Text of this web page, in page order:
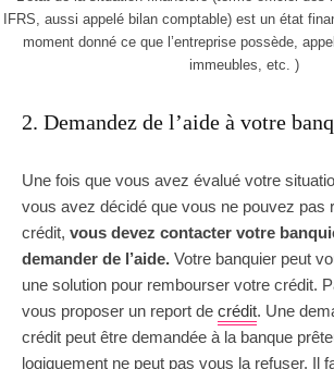
IFRS, aussi appelé bilan comptable) est un état
moment donné ce que l’entreprise possède,
immeubles, etc. )
2. Demandez de l’aide à votre
Une fois que vous avez évalué votre
vous avez décidé que vous ne pouvez pas
crédit, vous devez contacter votre
demander de l’aide. Votre banquier peut
une solution pour rembourser votre crédit.
vous proposer un report de crédit. Une
crédit peut être demandée à la banque
logiquement ne peut pas vous la refuser. Il